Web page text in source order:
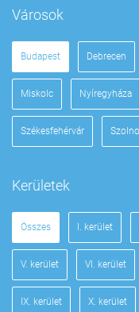
Városok
Budapest Debrecen
Miskolc Nyíregyháza
Székesfehérvár
Kerületek
Összes I. kerület
V. kerület VI. kerület
IX. kerület X. kerület